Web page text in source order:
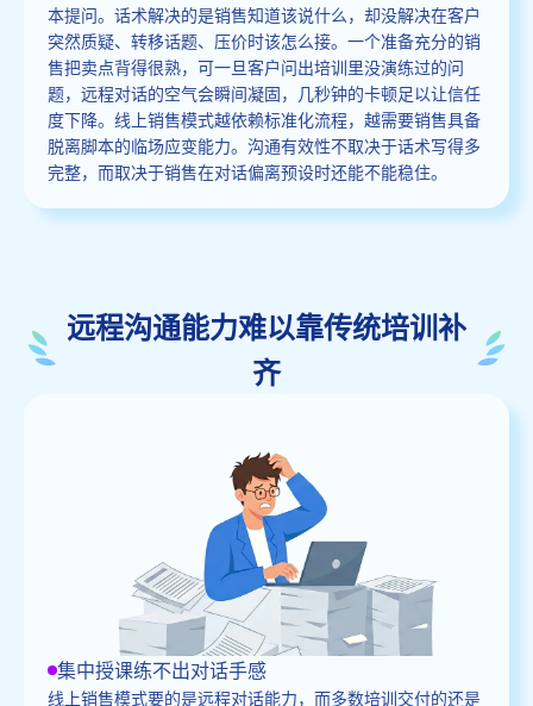
本提问。话术解决的是销售知道该说什么，却没解决在客户
突然质疑、转移话题、压价时该怎么接。一个准备充分的销
售把卖点背得很熟，可一旦客户问出培训里没演练过的问
题，远程对话的空气会瞬间凝固，几秒钟的卡顿足以让信任
度下降。线上销售模式越依赖标准化流程，越需要销售具备
脱离脚本的临场应变能力。沟通有效性不取决于话术写得多
完整，而取决于销售在对话偏离预设时还能不能稳住。
远程沟通能力难以靠传统培训补
齐
集中授课练不出对话手感
线上销售模式要的是远程对话能力，而多数培训交付的还是